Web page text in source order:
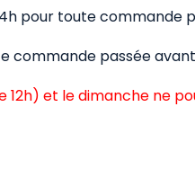
pour toute commande
commande passée
12h) et le dimanche ne